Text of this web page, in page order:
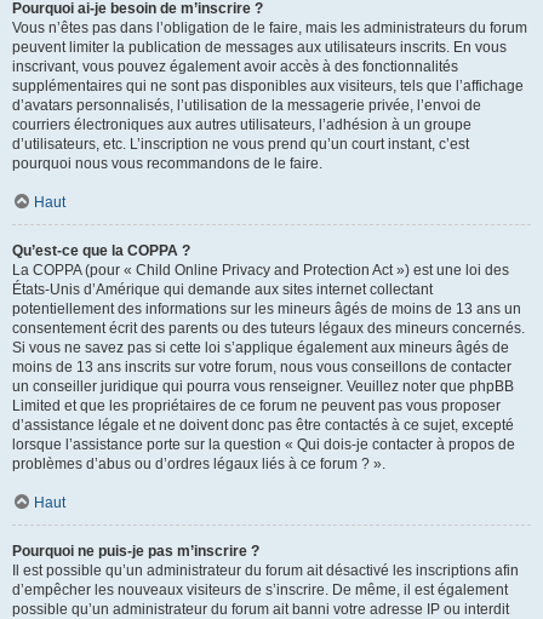
Pourquoi ai-je besoin de m’inscrire ?
Vous n’êtes pas dans l’obligation de le faire, mais les administrateurs du forum
peuvent limiter la publication de messages aux utilisateurs inscrits. En vous
inscrivant, vous pouvez également avoir accès à des fonctionnalités
supplémentaires qui ne sont pas disponibles aux visiteurs, tels que l’affichage
d’avatars personnalisés, l’utilisation de la messagerie privée, l’envoi de
courriers électroniques aux autres utilisateurs, l’adhésion à un groupe
d’utilisateurs, etc. L’inscription ne vous prend qu’un court instant, c’est
pourquoi nous vous recommandons de le faire.
Haut
Qu’est-ce que la COPPA ?
La COPPA (pour « Child Online Privacy and Protection Act ») est une loi des
États-Unis d’Amérique qui demande aux sites internet collectant
potentiellement des informations sur les mineurs âgés de moins de 13 ans un
consentement écrit des parents ou des tuteurs légaux des mineurs concernés.
Si vous ne savez pas si cette loi s’applique également aux mineurs âgés de
moins de 13 ans inscrits sur votre forum, nous vous conseillons de contacter
un conseiller juridique qui pourra vous renseigner. Veuillez noter que phpBB
Limited et que les propriétaires de ce forum ne peuvent pas vous proposer
d’assistance légale et ne doivent donc pas être contactés à ce sujet, excepté
lorsque l’assistance porte sur la question « Qui dois-je contacter à propos de
problèmes d’abus ou d’ordres légaux liés à ce forum ? ».
Haut
Pourquoi ne puis-je pas m’inscrire ?
Il est possible qu’un administrateur du forum ait désactivé les inscriptions afin
d’empêcher les nouveaux visiteurs de s’inscrire. De même, il est également
possible qu’un administrateur du forum ait banni votre adresse IP ou interdit